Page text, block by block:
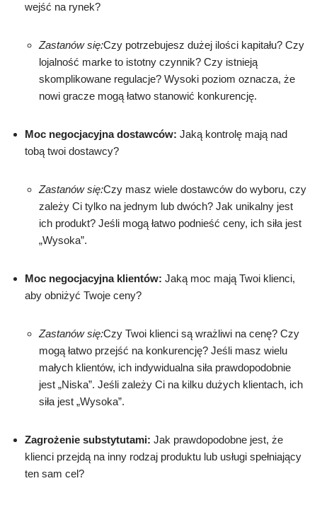
wejść na rynek?
Zastanów się:Czy potrzebujesz dużej ilości kapitału? Czy
lojalność marke to istotny czynnik? Czy istnieją
skomplikowane regulacje? Wysoki poziom oznacza, że
nowi gracze mogą łatwo stanowić konkurencję.
Moc negocjacyjna dostawców: Jaką kontrolę mają nad
tobą twoi dostawcy?
Zastanów się:Czy masz wiele dostawców do wyboru, czy
zależy Ci tylko na jednym lub dwóch? Jak unikalny jest
ich produkt? Jeśli mogą łatwo podnieść ceny, ich siła jest
„Wysoka”.
Moc negocjacyjna klientów: Jaką moc mają Twoi klienci,
aby obniżyć Twoje ceny?
Zastanów się:Czy Twoi klienci są wrażliwi na cenę? Czy
mogą łatwo przejść na konkurencję? Jeśli masz wielu
małych klientów, ich indywidualna siła prawdopodobnie
jest „Niska”. Jeśli zależy Ci na kilku dużych klientach, ich
siła jest „Wysoka”.
Zagrożenie substytutami: Jak prawdopodobne jest, że
klienci przejdą na inny rodzaj produktu lub usługi spełniający
ten sam cel?